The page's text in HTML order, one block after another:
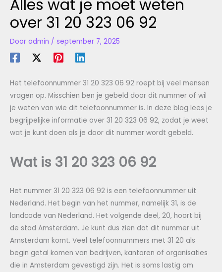
Alles wat je moet weten
over 31 20 323 06 92
Door admin / september 7, 2025
Het telefoonnummer 31 20 323 06 92 roept bij veel mensen
vragen op. Misschien ben je gebeld door dit nummer of wil
je weten van wie dit telefoonnummer is. In deze blog lees je
begrijpelijke informatie over 31 20 323 06 92, zodat je weet
wat je kunt doen als je door dit nummer wordt gebeld.
Wat is 31 20 323 06 92
Het nummer 31 20 323 06 92 is een telefoonnummer uit
Nederland. Het begin van het nummer, namelijk 31, is de
landcode van Nederland. Het volgende deel, 20, hoort bij
de stad Amsterdam. Je kunt dus zien dat dit nummer uit
Amsterdam komt. Veel telefoonnummers met 31 20 als
begin getal komen van bedrijven, kantoren of organisaties
die in Amsterdam gevestigd zijn. Het is soms lastig om